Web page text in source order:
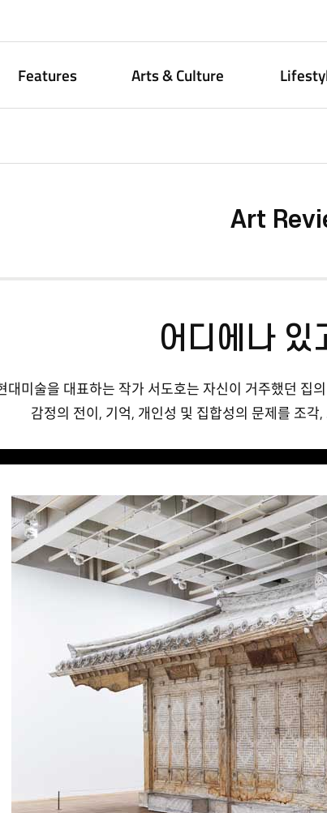
Features Arts & Culture
Art
어디에나 있
대미술을 대표하는 작가 서도호는 자신이 거주했던 집
감정의 전이, 기억, 개인성 및 집합성의 문제를 조